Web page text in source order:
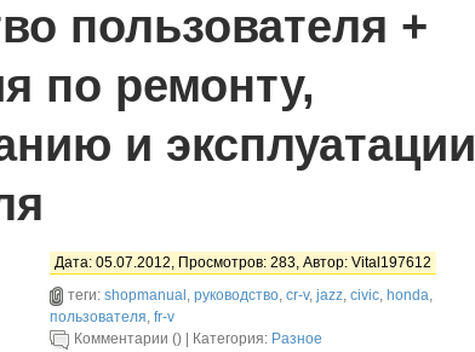
пользователя +
по ремонту,
и эксплуатации
Дата: 05.07.2012, Просмотров: 283, Автор: Vital197612
теги: shopmanual , руководство, cr-v, jazz, civic, honda,
пользователя, fr-v
Комментарии () | Категория: Разное